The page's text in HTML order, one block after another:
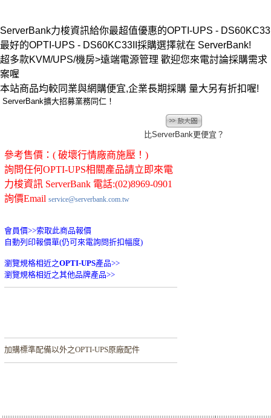
ServerBank力梭資訊給你最超值優惠的OPTI-UPS -
最好的OPTI-UPS - DS60KC33II採購選擇就在 ServerBank!
超多款KVM/UPS/機房>遠端電源管理 歡迎您來電討論採購需
案喔
本站商品均較同業與網購便宜,企業長期採購 量大另有折扣喔!
ServerBank擴大招募業務同仁！
比ServerBank更便宜？
參考售價：( 破壞行情廠商施壓！)
詢問任何OPTI-UPS相關產品請立即來電
力梭資訊 ServerBank 電話:(02)8969-0901
詢價Email service@serverbank.com.tw
會員價>>索取此商品報價
自動列印報價單(仍可來電詢問折扣幅度)
瀏覽規格相近之OPTI-UPS產品>>
瀏覽規格相近之其他品牌產品>>
加購標準配備以外之OPTI-UPS原廠配件